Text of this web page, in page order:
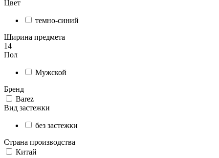
Цвет
темно-синий
Ширина предмета
14
Пол
Мужской
Бренд
Barez
Вид застежки
без застежки
Страна производства
Китай